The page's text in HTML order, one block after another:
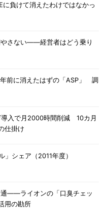
負けて消えたわけではなかっ
やさない――経営者はどう乗り
前に消えたはずの「ASP」 調
入で月2000時間削減 10カ月
仕掛け
」シェア（2011年度）
――ライオンの「口臭チェッ
用の勘所